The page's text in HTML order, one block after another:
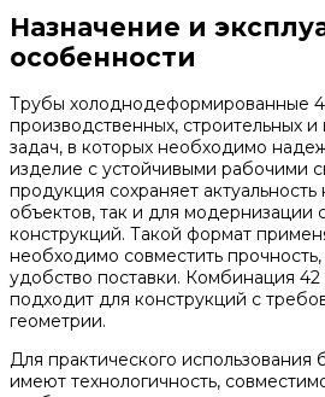
Назначение и
особенности
Трубы холоднодеформированные
производственных, строительных
задач, в которых необходимо
изделие с устойчивыми рабочими
продукция сохраняет актуальность
объектов, так и для модернизации
конструкций. Такой формат
необходимо совместить прочность,
удобство поставки. Комбинация
подходит для конструкций с
геометрии.
Для практического использования
имеют технологичность,